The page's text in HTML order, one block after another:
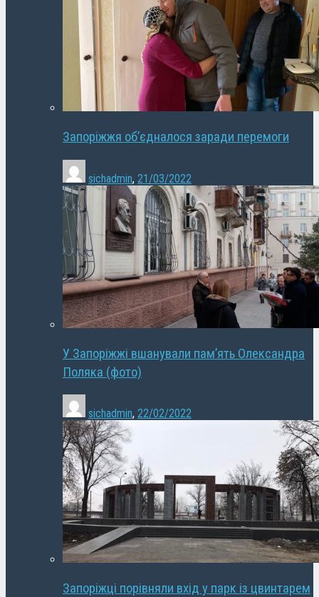
Запоріжжя об’єдналося заради перемоги
sichadmin, 21/03/2022
У Запоріжжі вшанували пам’ять Олександра
Поляка (фото)
sichadmin, 22/02/2022
Запоріжці порівняли вхід у парк із цвинтарем